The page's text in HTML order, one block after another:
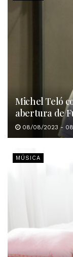
Michel Teló
abertura de
08/08/2023 -
MÚSICA